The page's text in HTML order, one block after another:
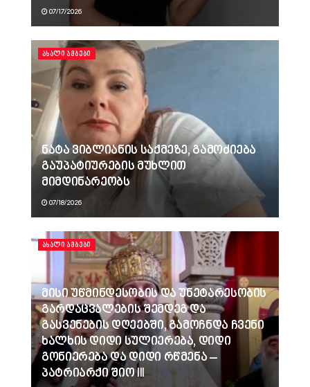
07/17/2026
ᲐᲮᲐᲚᲘ ᲐᲛᲑᲔᲑᲘ
ნატა ვიბლიანის საქმეზე, გამოძიება
გაუპატიურების მუხლით
მიმდინარეობს
07/18/2026
ᲐᲮᲐᲚᲘ ᲐᲛᲑᲔᲑᲘ
მისი უწმინდესობის და უნეტარესობის
გარდაცვალების შემდეგ და
გასვენების დღეებში, გამოჩნდა ჩვენი
ხალხის დიდი სულიერება, დიდი
გონიერება და დიდი რწმენა –
პატრიარქი შიო III